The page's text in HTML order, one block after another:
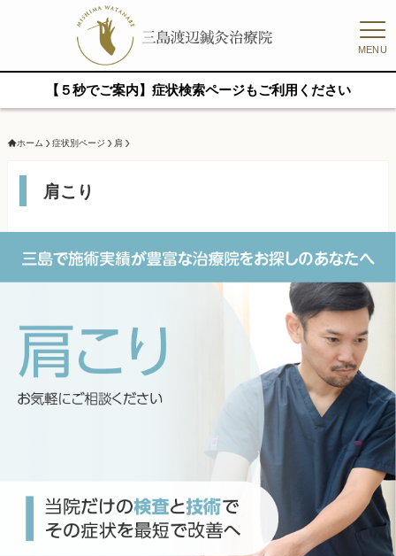
MENU
【５秒でご案内】症状検索ページもご利用ください
ホーム 症状別ページ 肩
肩こり